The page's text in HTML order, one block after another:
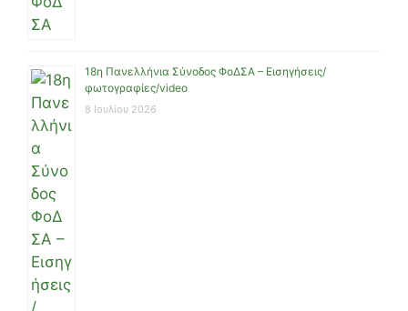
18η Πανελλήνια Σύνοδος ΦοΔΣΑ – Εισηγήσεις/
φωτογραφίες/video
8 Ιουλίου 2026